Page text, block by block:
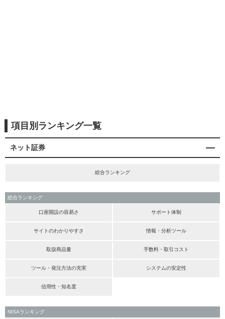
項目別ランキング一覧
ネット証券
総合ランキング
総合ランキング
口座開設の容易さ サポート体制
サイトのわかりやすさ 情報・分析ツール
取扱商品量 手数料・取引コスト
ツール・発注方法の充実 システムの安定性
信用性・知名度
NISAランキング